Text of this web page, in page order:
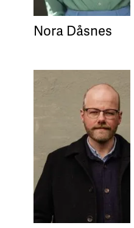
Nora Dåsnes